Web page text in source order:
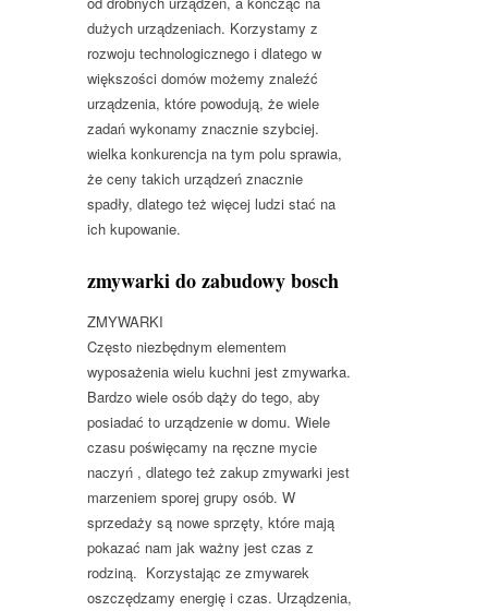
dużych urządzeniach. Korzystamy z
rozwoju technologicznego i dlatego w
większości domów możemy znaleźć
urządzenia, które powodują, że wiele
zadań wykonamy znacznie szybciej.
wielka konkurencja na tym polu sprawia,
że ceny takich urządzeń znacznie
spadły, dlatego też więcej ludzi stać na
ich kupowanie.
zmywarki do zabudowy bosch
ZMYWARKI
Często niezbędnym elementem
wyposażenia wielu kuchni jest zmywarka.
Bardzo wiele osób dąży do tego, aby
posiadać to urządzenie w domu. Wiele
czasu poświęcamy na ręczne mycie
naczyń , dlatego też zakup zmywarki jest
marzeniem sporej grupy osób. W
sprzedaży są nowe sprzęty, które mają
pokazać nam jak ważny jest czas z
rodziną. Korzystając ze zmywarek
oszczędzamy energię i czas. Urządzenia,